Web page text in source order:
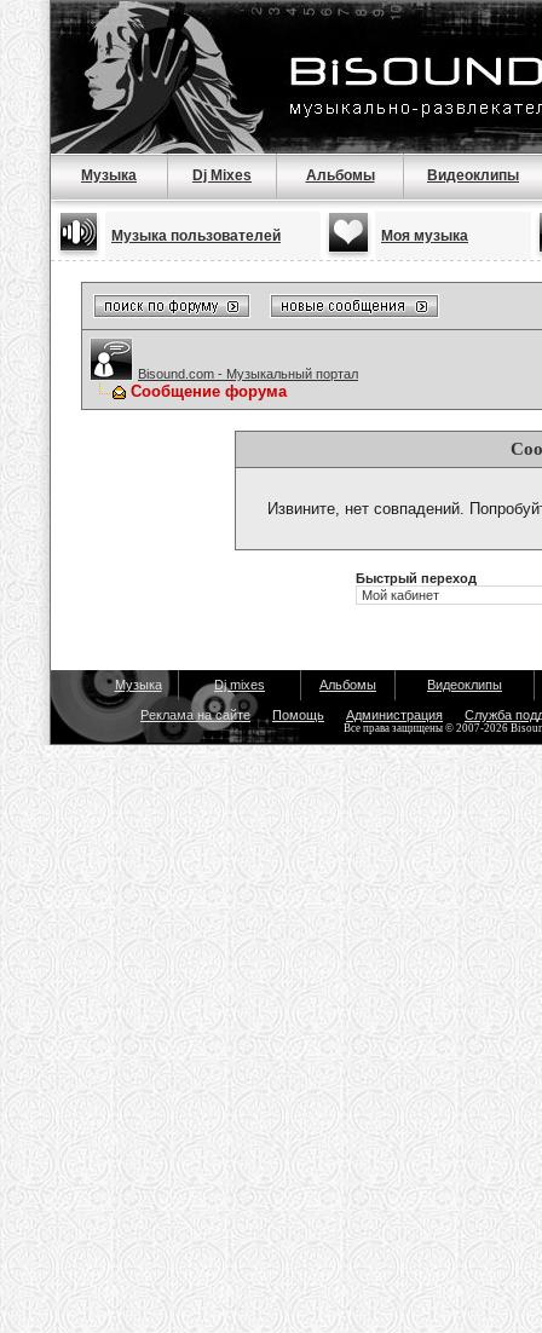
Музыка Dj Mixes Альбомы Видеоклипы
Музыка пользователей Моя музыка
Bisound.com - Музыкальный портал
Сообщение форума
Извините, нет совпадений.
Быстрый переход
Музыка Dj mixes Альбомы Видеоклипы
Реклама на сайте Помощь Администрация Служба
Все права защищены © 2007-2026